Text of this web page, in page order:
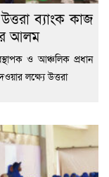
ব্যাংক কাজ
আলম
ও আঞ্চলিক প্রধান
লক্ষ্যে উত্তরা